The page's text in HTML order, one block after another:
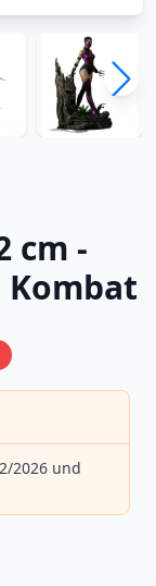
cm -
2026 und